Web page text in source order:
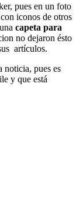
pues en un foto
iconos de otros
capeta para
no dejaron ésto
artículos.
noticia, pues es
y que está